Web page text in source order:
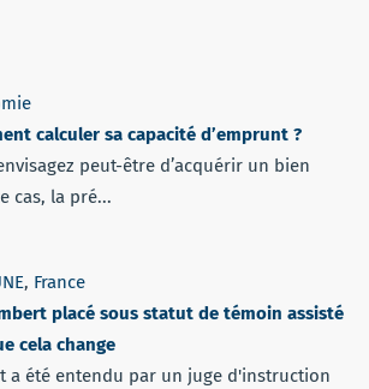
calculer sa capacité d’emprunt ?
peut-être d’acquérir un bien
cas, la pré...
, France
placé sous statut de témoin assisté
cela change
a été entendu par un juge d'instruction